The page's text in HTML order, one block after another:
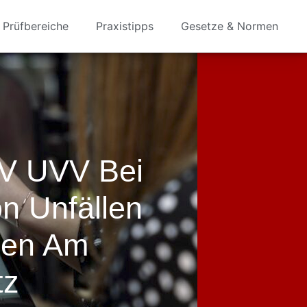
Prüfbereiche Praxistipps Gesetze & Normen
UVV Bei
Unfällen
Am